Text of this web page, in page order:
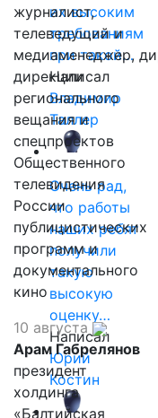
их высоким
требованиям
при такой…
Написал
Владимир
Таллер
Очень рад,
что работы
наших ребят
получили
такую
высокую
оценку…
Написал
Юрий
Костин
журналист,
телеведущий и
медиаменеджер,
дирекции
регионального
вещания и
спецпроектов
Общественного
телевидения
России
публицистических
программ и
документального
кино
10 августа
Арам Габрелянов
президент
холдинга
«Балтийская